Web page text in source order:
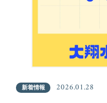
新着情報 2026.01.28